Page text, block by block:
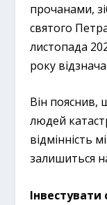
прочанами,
святого
листопада
року
Він пояснив,
людей
відмінність
залишиться
Інвестувати